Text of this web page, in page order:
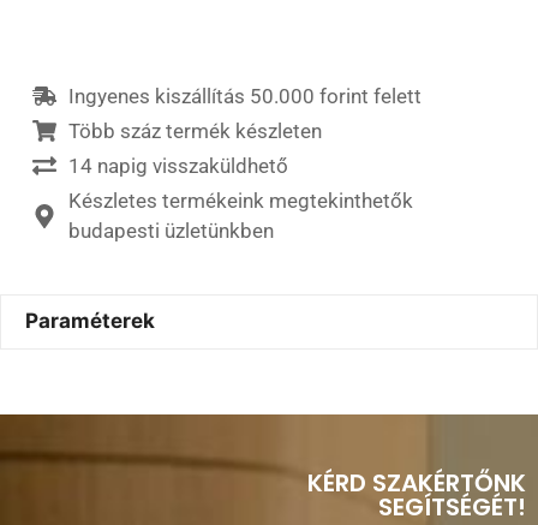
Ingyenes kiszállítás 50.000 forint felett
Több száz termék készleten
14 napig visszaküldhető
Készletes termékeink megtekinthetők
budapesti üzletünkben
Paraméterek
KÉRD SZAKÉRTŐNK
SEGÍTSÉGÉT!